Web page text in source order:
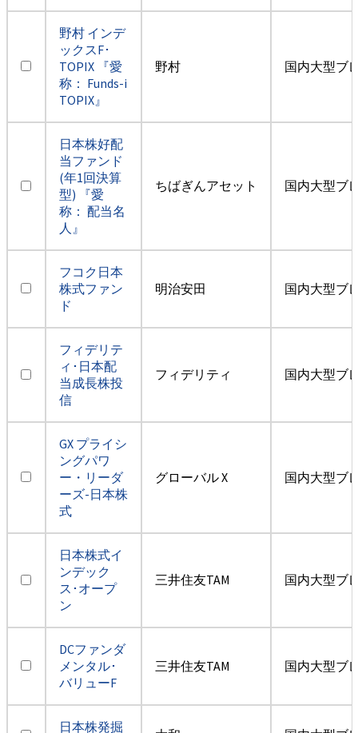
野村 インデ
ックスF･
TOPIX 『愛
称： Funds-i
TOPIX』
野村 国内大型ブ
日本株好配
当ファンド
(年1回決算
型) 『愛
称： 配当名
人』
ちばぎんアセット 国内大型ブ
フコク日本
株式ファン
ド
明治安田 国内大型ブ
フィデリテ
ィ･日本配
当成長株投
信
フィデリティ 国内大型ブ
GX プライシ
ングパワ
ー・リーダ
ーズ-日本株
式
グローバル X 国内大型ブ
日本株式イ
ンデック
ス･オープ
ン
三井住友TAM 国内大型ブ
DCファンダ
メンタル･
バリューF
三井住友TAM 国内大型ブ
日本株発掘